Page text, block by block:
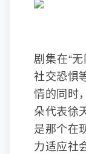
剧集在“
社交恐惧
情的同时
朵代表徐
是那个在
力适应社